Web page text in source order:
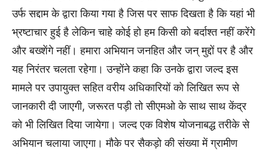
उर्फ सद्दाम के द्वारा किया गया है जिस पर साफ दिखता है कि यहां भी
भ्रष्टाचार हुई है लेकिन चाहे कोई हो हम किसी को बर्दाश्त नहीं करेंगे
और बख्शेंगे नहीं। हमारा अभियान जनहित और जन् मुद्दों पर है और
यह निरंतर चलता रहेगा। उन्होंने कहा कि उनके द्वारा जल्द इस
मामले पर उपायुक्त सहित वरीय अधिकारियों को लिखित रूप से
जानकारी दी जाएगी, जरूरत पड़ी तो सीएमओ के साथ साथ केंद्र
को भी लिखित दिया जायेगा। जल्द एक विशेष योजनाबद्ध तरीके से
अभियान चलाया जाएगा। मौके पर सैकड़ो की संख्या में ग्रामीण